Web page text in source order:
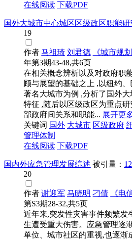
在线阅读 下载PDF
国外大城市中心城区区级政区职能研
19
作者 马祖琦 刘君德 《城市规划
年第3期43-48,共6页
在相关概念辨析以及对政府职
顾与展望的基础之上 ,以纽约
著名大城市为例 ,分析了国外
特征 ,随后以区级政区为重点
部政府间关系和职能... 展开更
关键词 国外 大城市 区级政府
管理体制
在线阅读 下载PDF
国内外应急管理发展综述 被引量： 12
20
作者 谢迎军 马晓明 刁倩 《电
第S3期28-32,共5页
近年来,突发性灾害事件频繁发
生遭受重大伤害。应急管理逐
单位、城市社区的重视,也逐渐